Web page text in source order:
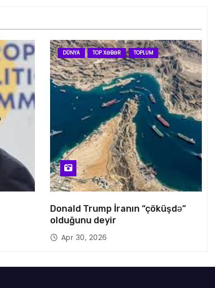
DÜNYA TOP XƏBƏR TOPLUM
Donald Trump İranın “çöküşdə”
olduğunu deyir
Apr 30, 2026